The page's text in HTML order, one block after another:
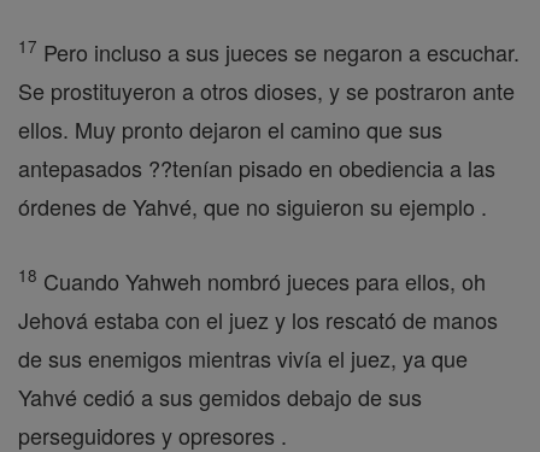
17 Pero incluso a sus jueces se negaron a escuchar.
Se prostituyeron a otros dioses, y se postraron ante
ellos. Muy pronto dejaron el camino que sus
antepasados ??tenían pisado en obediencia a las
órdenes de Yahvé, que no siguieron su ejemplo .
18 Cuando Yahweh nombró jueces para ellos, oh
Jehová estaba con el juez y los rescató de manos
de sus enemigos mientras vivía el juez, ya que
Yahvé cedió a sus gemidos debajo de sus
perseguidores y opresores .